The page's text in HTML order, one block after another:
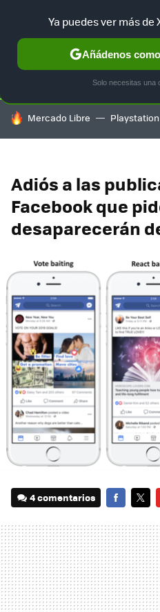
SELECCIÓN GAMING
HOY SE HABLA DE
Mercado Libre Playstation
Adiós a las
Facebook que
desaparecerán
4 comentarios
Ya puedes ver más de
Añádenos
Solo necesitas una